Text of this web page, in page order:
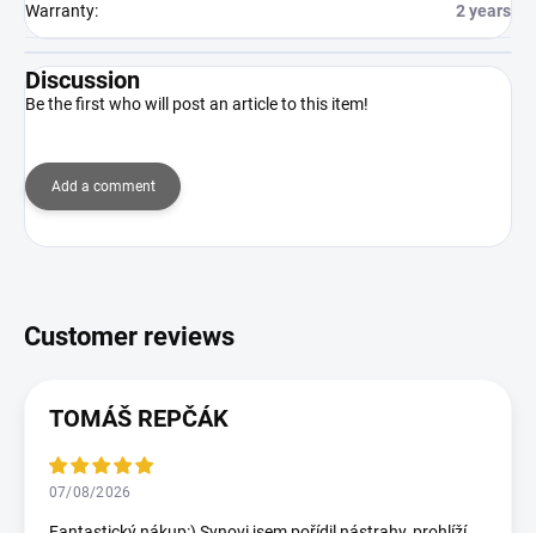
Warranty: 2 years
Discussion
Be the first who will post an article to this item!
Add a comment
TOMÁŠ REPČÁK
07/08/2026